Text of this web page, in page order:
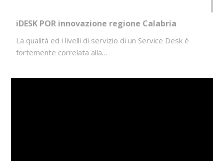
iDESK POR innovazione regione Calabria
La qualità ed i livelli di servizio di un Service Desk è
fortemente correlata alla…